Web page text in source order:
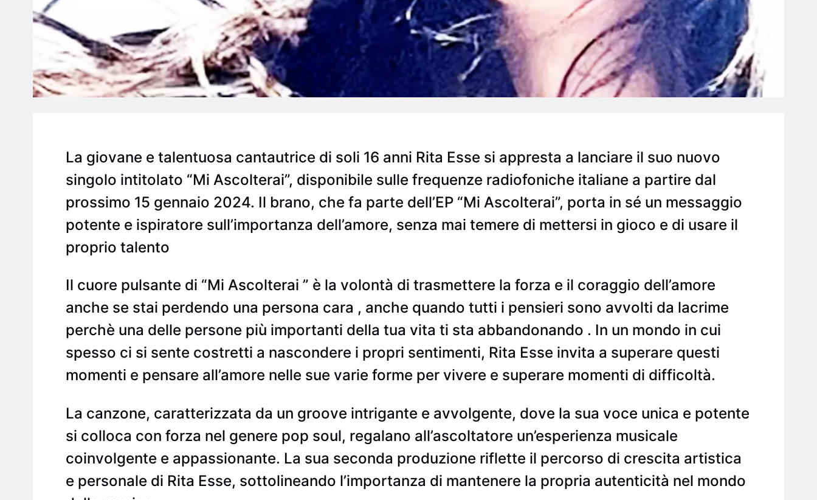
La giovane e talentuosa cantautrice di soli 16 anni Rita Esse si appresta a lanciare il suo nuovo
singolo intitolato “Mi Ascolterai”, disponibile sulle frequenze radiofoniche italiane a partire dal
prossimo 15 gennaio 2024. Il brano, che fa parte dell’EP “Mi Ascolterai”, porta in sé un messaggio
potente e ispiratore sull’importanza dell’amore, senza mai temere di mettersi in gioco e di usare il
proprio talento
Il cuore pulsante di “Mi Ascolterai ” è la volontà di trasmettere la forza e il coraggio dell’amore
anche se stai perdendo una persona cara , anche quando tutti i pensieri sono avvolti da lacrime
perchè una delle persone più importanti della tua vita ti sta abbandonando . In un mondo in cui
spesso ci si sente costretti a nascondere i propri sentimenti, Rita Esse invita a superare questi
momenti e pensare all’amore nelle sue varie forme per vivere e superare momenti di difficoltà.
La canzone, caratterizzata da un groove intrigante e avvolgente, dove la sua voce unica e potente
si colloca con forza nel genere pop soul, regalano all’ascoltatore un’esperienza musicale
coinvolgente e appassionante. La sua seconda produzione riflette il percorso di crescita artistica
e personale di Rita Esse, sottolineando l’importanza di mantenere la propria autenticità nel mondo